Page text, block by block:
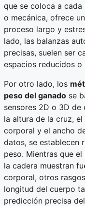
que se coloca a cada
o mecánica, ofrece
proceso largo y
lado, las balanzas
precisas, suelen ser
espacios reducidos
Por otro lado, los
peso del ganado se
sensores 2D o 3D
la altura de la cruz,
corporal y el ancho
datos, se establecen
peso. Mientras que
la cadera muestran
corporal, otros
longitud del cuerpo
predicción precisa